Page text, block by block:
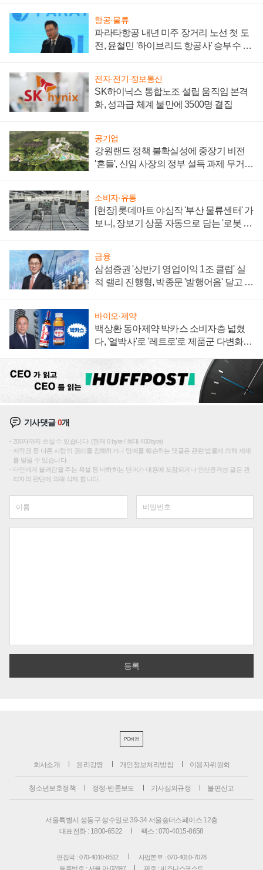
항공·물류
파라타항공 내년 미주 장거리 노선 첫 도
전, 윤철민 '하이브리드 항공사' 승부수 통
전자·전기·정보통신
SK하이닉스 통합노조 설립 움직임 본격
화, 성과급 체계 불만에 3500명 결집
공기업
강원랜드 정책 불확실성에 중장기 비전
'흔들', 신임 사장의 정부 설득 과제 무거워
소비자·유통
[현장] 롯데마트 야심작 '부산 물류센터' 가
보니, 장보기 상품 자동으로 담는 '로봇 40
금융
삼섬증권 '상반기 영업이익 1조 클럽' 실
적 랠리 진행형, 박종문 '발행어음' 달고 연
바이오·제약
백상환 동아제약 박카스 소비자층 넓혔
다, '얼박사'로 '레트로'로 제품군 다변화
기사댓글0개
200자까지 쓰실 수 있습니다. (현재 0 byte / 최대 400byte)
저작권 등 다른 사람의 권리를 침해하거나 명예를 훼손하는 댓글은 관련 법률에 의해 제재
를 받을 수 있습니다.
타인에게 불쾌감을 주는 욕설 등 비하하는 단어가 내용에 포함되거나 인신공격성 글은 관
리자의 판단에 의해 삭제 합니다.
PC버전
회사소개 윤리강령 개인정보처리방침 이용자위원회
청소년보호정책 정정·반론보도 기사심의규정 불편신고
서울특별시 성동구 성수일로 39-34 서울숲더스페이스 12층
대표전화 : 1800-6522
팩스 : 070-4015-8658
편집국 : 070-4010-8512
사업본부 : 070-4010-7078
등록번호 : 서울 아 02897
제호 : 비즈니스포스트